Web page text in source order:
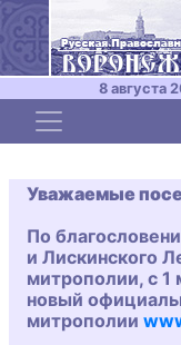
8 августа
Toggle
Уважаемые
По
и Лискинского
митрополии, с 1
новый
митрополии